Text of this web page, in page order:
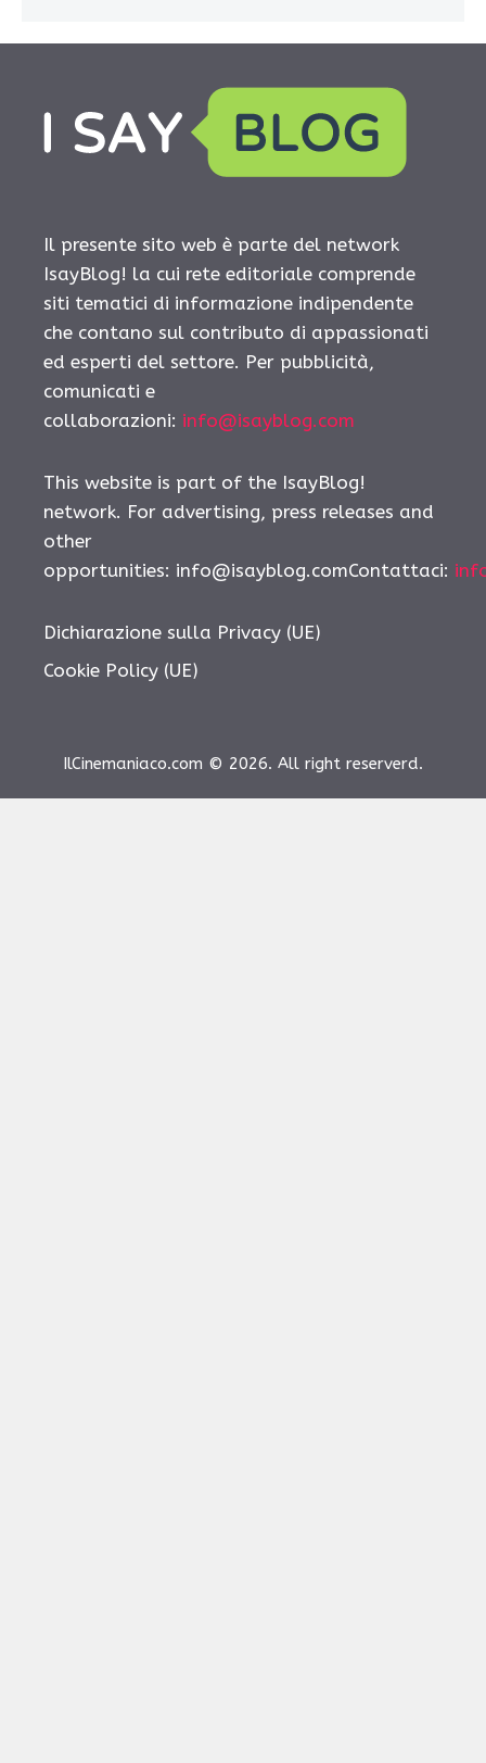
Il presente sito web è parte del network
IsayBlog! la cui rete editoriale comprende
siti tematici di informazione indipendente
che contano sul contributo di appassionati
ed esperti del settore. Per pubblicità,
comunicati e
collaborazioni: info@isayblog.com
This website is part of the IsayBlog!
network. For advertising, press releases and
other
opportunities: info@isayblog.comContattaci:
Dichiarazione sulla Privacy (UE)
Cookie Policy (UE)
IlCinemaniaco.com © 2026. All right reserverd.